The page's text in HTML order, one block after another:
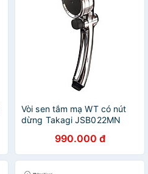
Vòi sen tắm mạ WT có nút
dừng Takagi JSB022MN
990.000 đ